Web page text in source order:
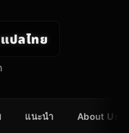
ปลไทย
แนะนำ About Us